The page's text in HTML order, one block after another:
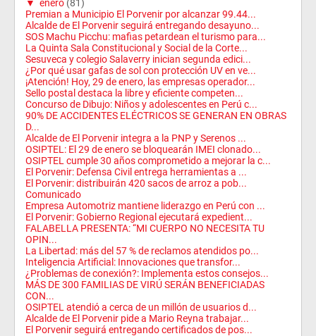
▼ enero (81)
Premian a Municipio El Porvenir por alcanzar 99.44...
Alcalde de El Porvenir seguirá entregando desayuno...
SOS Machu Picchu: mafias petardean el turismo para...
La Quinta Sala Constitucional y Social de la Corte...
Sesuveca y colegio Salaverry inician segunda edici...
¿Por qué usar gafas de sol con protección UV en ve...
¡Atención! Hoy, 29 de enero, las empresas operador...
Sello postal destaca la libre y eficiente competen...
Concurso de Dibujo: Niños y adolescentes en Perú c...
90% DE ACCIDENTES ELÉCTRICOS SE GENERAN EN OBRAS
D...
Alcalde de El Porvenir integra a la PNP y Serenos ...
OSIPTEL: El 29 de enero se bloquearán IMEI clonado...
OSIPTEL cumple 30 años comprometido a mejorar la c...
El Porvenir: Defensa Civil entrega herramientas a ...
El Porvenir: distribuirán 420 sacos de arroz a pob...
Comunicado
Empresa Automotriz mantiene liderazgo en Perú con ...
El Porvenir: Gobierno Regional ejecutará expedient...
FALABELLA PRESENTA: “MI CUERPO NO NECESITA TU
OPIN...
La Libertad: más del 57 % de reclamos atendidos po...
Inteligencia Artificial: Innovaciones que transfor...
¿Problemas de conexión?: Implementa estos consejos...
MÁS DE 300 FAMILIAS DE VIRÚ SERÁN BENEFICIADAS
CON...
OSIPTEL atendió a cerca de un millón de usuarios d...
Alcalde de El Porvenir pide a Mario Reyna trabajar...
El Porvenir seguirá entregando certificados de pos...